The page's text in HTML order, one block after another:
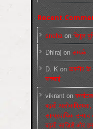
Recent
sneha on बिगुल
Dhiraj on सम्पर्क
D. K on कश्मीर के
सच्चाई
vikrant on
बढ़ती
साम्प्रदायिक
बढ़ती साज़िशें और